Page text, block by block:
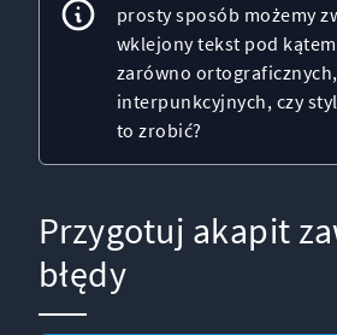
prosty sposób możemy
wklejony tekst pod kątem
zarówno
interpunkcyjnych, czy
to zrobić?
Przygotuj akapit
błędy